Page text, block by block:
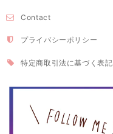
Contact
プライバシーポリシー
特定商取引法に基づく表記